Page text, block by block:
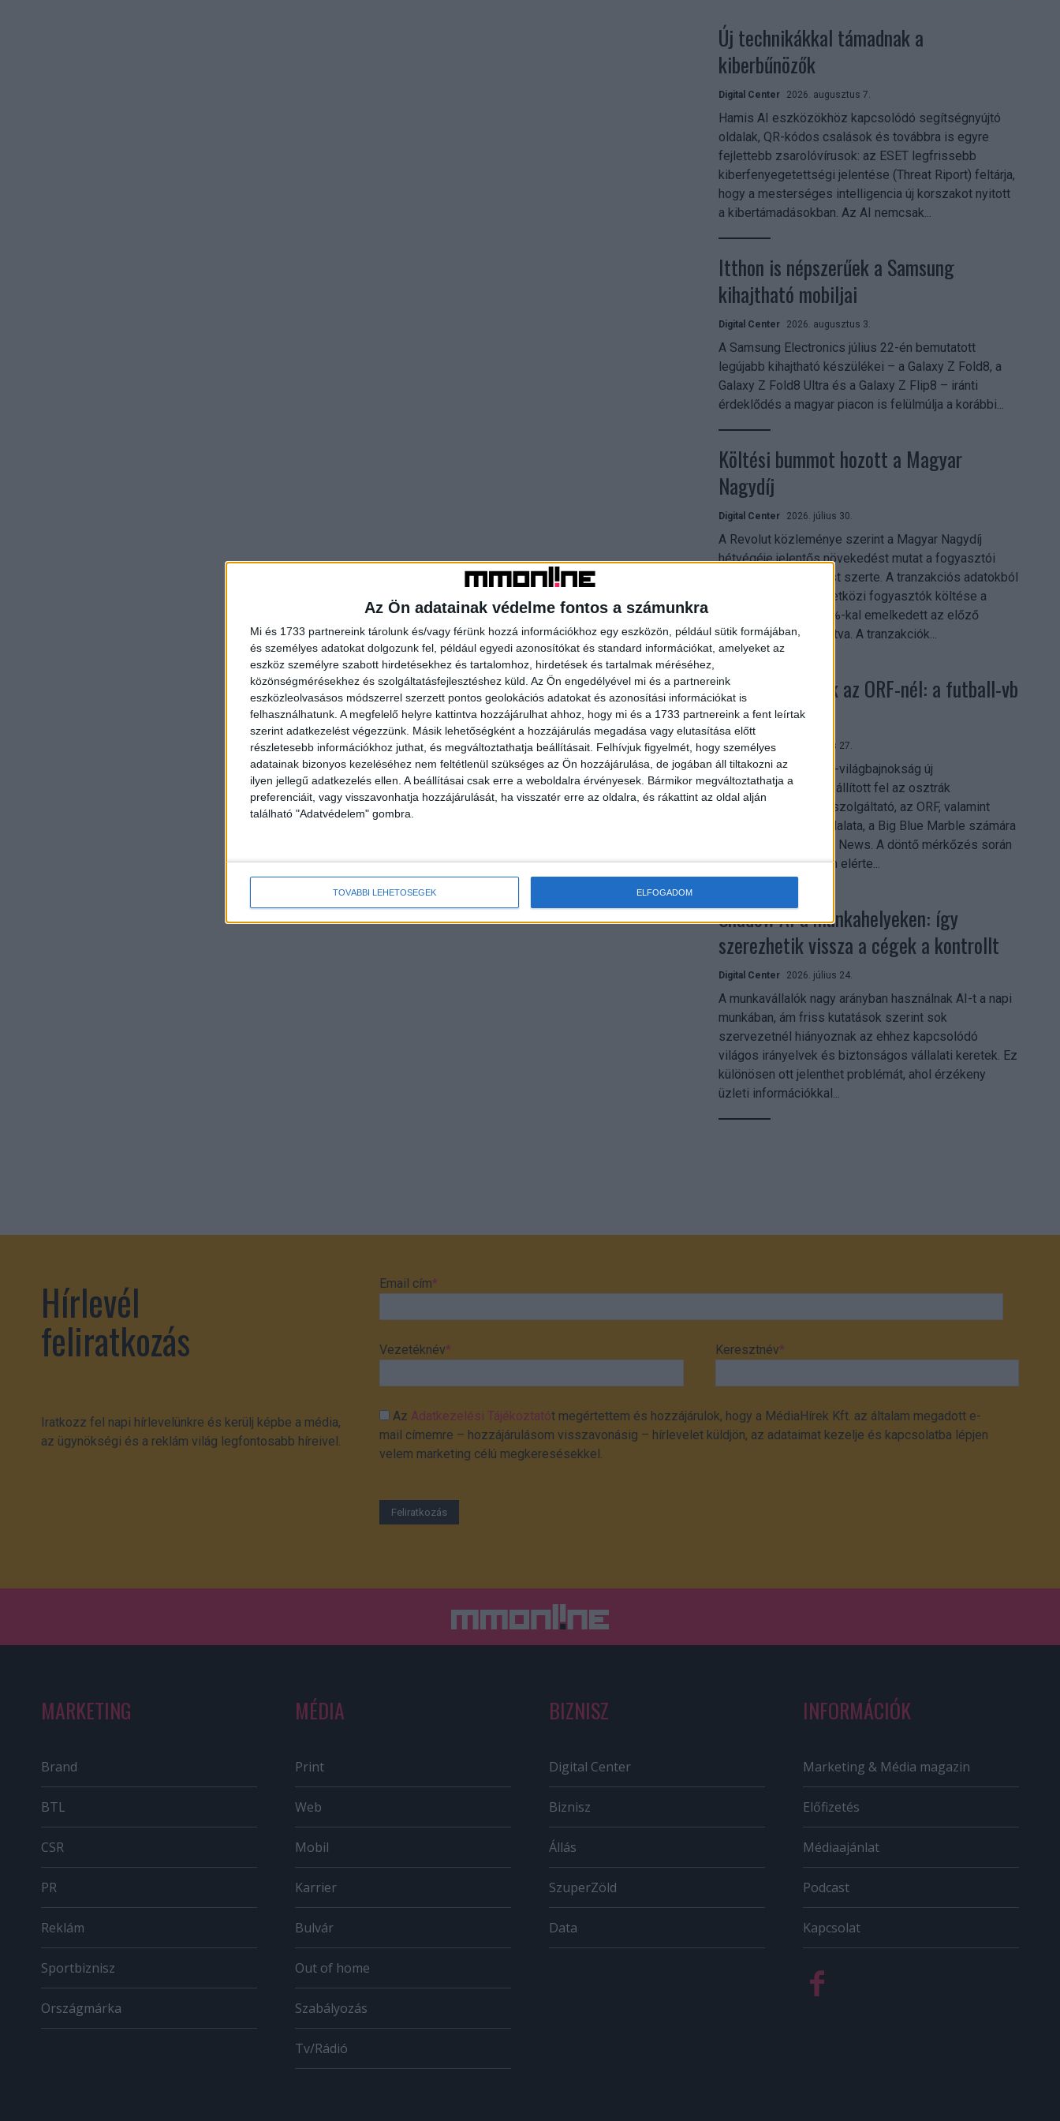
Az Ön adatainak védelme fontos a számunkra
Mi és 1733 partnereink tárolunk és/vagy férünk hozzá információkhoz egy eszközön, például sütik formájában,
és személyes adatokat dolgozunk fel, például egyedi azonosítókat és standard információkat, amelyeket az
eszköz személyre szabott hirdetésekhez és tartalomhoz, hirdetések és tartalmak méréséhez,
közönségmérésekhez és szolgáltatásfejlesztéshez küld. Az Ön engedélyével mi és a partnereink
eszközleolvasásos módszerrel szerzett pontos geolokációs adatokat és azonosítási információkat is
felhasználhatunk. A megfelelő helyre kattintva hozzájárulhat ahhoz, hogy mi és a 1733 partnereink a fent leírtak
szerint adatkezelést végezzünk. Másik lehetőségként a hozzájárulás megadása vagy elutasítása előtt
részletesebb információkhoz juthat, és megváltoztathatja beállításait. Felhívjuk figyelmét, hogy személyes
adatainak bizonyos kezeléséhez nem feltétlenül szükséges az Ön hozzájárulása, de jogában áll tiltakozni az
ilyen jellegű adatkezelés ellen. A beállításai csak erre a weboldalra érvényesek. Bármikor megváltoztathatja a
preferenciáit, vagy visszavonhatja hozzájárulását, ha visszatér erre az oldalra, és rákattint az oldal alján
található "Adatvédelem" gombra.
TOVÁBBI LEHETŐSÉGEK ELFOGADOM
Új technikákkal támadnak a
kiberbűnözők
Digital Center 2026. augusztus 7.
Hamis AI eszközökhöz kapcsolódó segítségnyújtó
oldalak, QR-kódos csalások és továbbra is egyre
fejlettebb zsarolóvírusok: az ESET legfrissebb
kiberfenyegetettségi jelentése (Threat Riport) feltárja,
hogy a mesterséges intelligencia új korszakot nyitott
a kibertámadásokban. Az AI nemcsak...
Itthon is népszerűek a Samsung
kihajtható mobiljai
Digital Center 2026. augusztus 3.
A Samsung Electronics július 22-én bemutatott
legújabb kihajtható készülékei – a Galaxy Z Fold8, a
Galaxy Z Fold8 Ultra és a Galaxy Z Flip8 – iránti
érdeklődés a magyar piacon is felülmúlja a korábbi...
Költési bummot hozott a Magyar
Nagydíj
Digital Center 2026. július 30.
A Revolut közleménye szerint a Magyar Nagydíj
hétvégéje jelentős növekedést mutat a fogyasztói
aktivitásban Budapest szerte. A tranzakciós adatokból
kiderül, hogy a nemzetközi fogyasztók költése a
versenyhétvégén 26%-kal emelkedett az előző
hétvégéhez viszonyítva. A tranzakciók...
Rekordok dőltek az ORF-nél: a futball-vb
mindent vitt
Digital Center 2026. július 27.
A 2026-os labdarúgó-világbajnokság új
streamingrekordokat állított fel az osztrák
közszolgálati műsorszolgáltató, az ORF, valamint
technológiai leányvállalata, a Big Blue Marble számára
– írja a Broadband TV News. A döntő mérkőzés során
az átlagos nézőszám elérte...
Shadow AI a munkahelyeken: így
szerezhetik vissza a cégek a kontrollt
Digital Center 2026. július 24.
A munkavállalók nagy arányban használnak AI-t a napi
munkában, ám friss kutatások szerint sok
szervezetnél hiányoznak az ehhez kapcsolódó
világos irányelvek és biztonságos vállalati keretek. Ez
különösen ott jelenthet problémát, ahol érzékeny
üzleti információkkal...
Hírlevél
feliratkozás
Iratkozz fel napi hírlevelünkre és kerülj képbe a média,
az ügynökségi és a reklám világ legfontosabb híreivel.
Email cím*
Vezetéknév* Keresztnév*
AzAdatkezelési Tájékoztatót megértettem és hozzájárulok, hogy a MédiaHírek Kft. az általam megadott e-
mail címemre – hozzájárulásom visszavonásig – hírlevelet küldjön, az adataimat kezelje és kapcsolatba lépjen
velem marketing célú megkeresésekkel.
MARKETING
Brand
BTL
CSR
PR
Reklám
Sportbiznisz
Országmárka
MÉDIA
Print
Web
Mobil
Karrier
Bulvár
Out of home
Szabályozás
Tv/Rádió
BIZNISZ
Digital Center
Biznisz
Állás
SzuperZöld
Data
INFORMÁCIÓK
Marketing & Média magazin
Előfizetés
Médiaajánlat
Podcast
Kapcsolat